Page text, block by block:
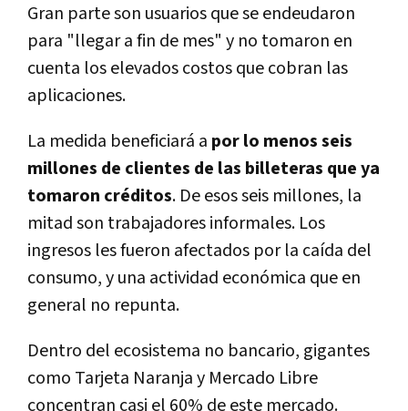
Gran parte son usuarios que se endeudaron
para "llegar a fin de mes" y no tomaron en
cuenta los elevados costos que cobran las
aplicaciones.
La medida beneficiará a por lo menos seis
millones de clientes de las billeteras que ya
tomaron créditos. De esos seis millones, la
mitad son trabajadores informales. Los
ingresos les fueron afectados por la caída del
consumo, y una actividad económica que en
general no repunta.
Dentro del ecosistema no bancario, gigantes
como Tarjeta Naranja y Mercado Libre
concentran casi el 60% de este mercado.